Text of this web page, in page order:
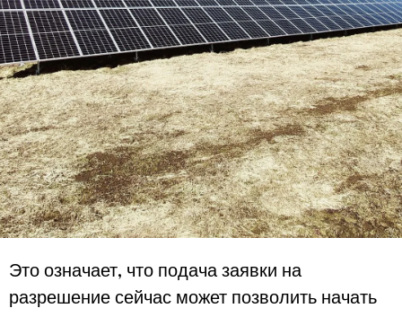
Это означает, что подача заявки на
разрешение сейчас может позволить начать